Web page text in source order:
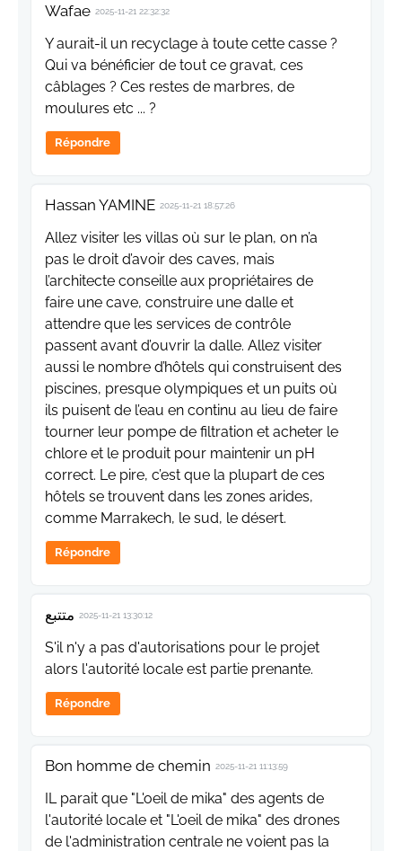
Wafae 2025-11-21 22:32:32
Y aurait-il un recyclage à toute cette casse ?
Qui va bénéficier de tout ce gravat, ces
câblages ? Ces restes de marbres, de
moulures etc ... ?
Répondre
Hassan YAMINE 2025-11-21 18:57:26
Allez visiter les villas où sur le plan, on n’a
pas le droit d’avoir des caves, mais
l’architecte conseille aux propriétaires de
faire une cave, construire une dalle et
attendre que les services de contrôle
passent avant d’ouvrir la dalle. Allez visiter
aussi le nombre d’hôtels qui construisent des
piscines, presque olympiques et un puits où
ils puisent de l’eau en continu au lieu de faire
tourner leur pompe de filtration et acheter le
chlore et le produit pour maintenir un pH
correct. Le pire, c’est que la plupart de ces
hôtels se trouvent dans les zones arides,
comme Marrakech, le sud, le désert.
Répondre
متتبع 2025-11-21 13:30:12
S'il n'y a pas d'autorisations pour le projet
alors l'autorité locale est partie prenante.
Répondre
Bon homme de chemin 2025-11-21 11:13:59
IL parait que "L'oeil de mika" des agents de
l'autorité locale et "L'oeil de mika" des drones
de l'administration centrale ne voient pas la